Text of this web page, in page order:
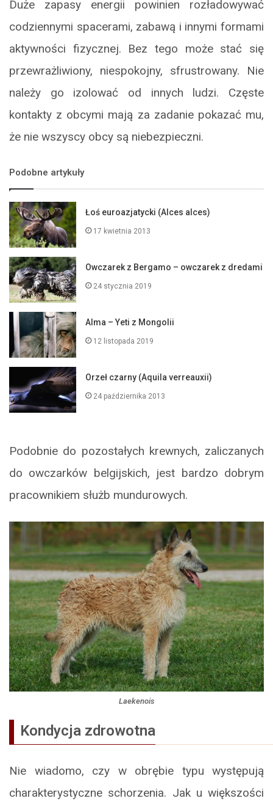
Duże zapasy energii powinien rozładowywać
codziennymi spacerami, zabawą i innymi formami
aktywności fizycznej. Bez tego może stać się
przewrażliwiony, niespokojny, sfrustrowany. Nie
należy go izolować od innych ludzi. Częste
kontakty z obcymi mają za zadanie pokazać mu,
że nie wszyscy obcy są niebezpieczni.
Podobne artykuły
Łoś euroazjatycki (Alces alces)
17 kwietnia 2013
Owczarek z Bergamo – owczarek z dredami
24 stycznia 2019
Alma – Yeti z Mongolii
12 listopada 2019
Orzeł czarny (Aquila verreauxii)
24 października 2013
Podobnie do pozostałych krewnych, zaliczanych
do owczarków belgijskich, jest bardzo dobrym
pracownikiem służb mundurowych.
Laekenois
Kondycja zdrowotna
Nie wiadomo, czy w obrębie typu występują
charakterystyczne schorzenia. Jak u większości